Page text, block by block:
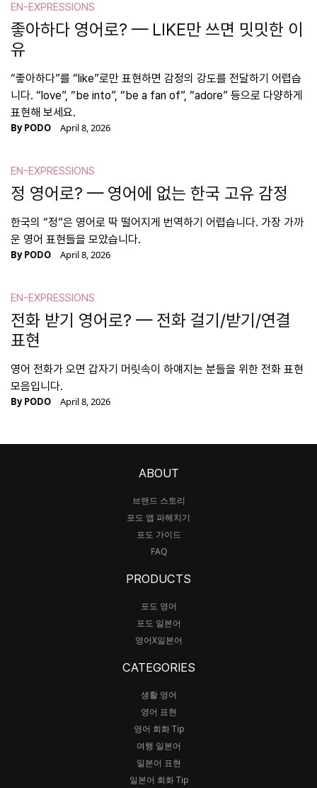
EN-EXPRESSIONS
좋아하다 영어로? — LIKE만 쓰면 밋밋한 이
유
“좋아하다”를 “like”로만 표현하면 감정의 강도를 전달하기 어렵습
니다. “love”, “be into”, “be a fan of”, “adore” 등으로 다양하게
표현해 보세요.
ByPODO April 8, 2026
EN-EXPRESSIONS
정 영어로? — 영어에 없는 한국 고유 감정
한국의 “정”은 영어로 딱 떨어지게 번역하기 어렵습니다. 가장 가까
운 영어 표현들을 모았습니다.
ByPODO April 8, 2026
EN-EXPRESSIONS
전화 받기 영어로? — 전화 걸기/받기/연결
표현
영어 전화가 오면 갑자기 머릿속이 하얘지는 분들을 위한 전화 표현
모음입니다.
ByPODO April 8, 2026
ABOUT
브랜드 스토리
포도 앱 파헤치기
포도 가이드
FAQ
PRODUCTS
포도 영어
포도 일본어
영어X일본어
CATEGORIES
생활 영어
영어 표현
영어 회화 Tip
여행 일본어
일본어 표현
일본어 회화 Tip